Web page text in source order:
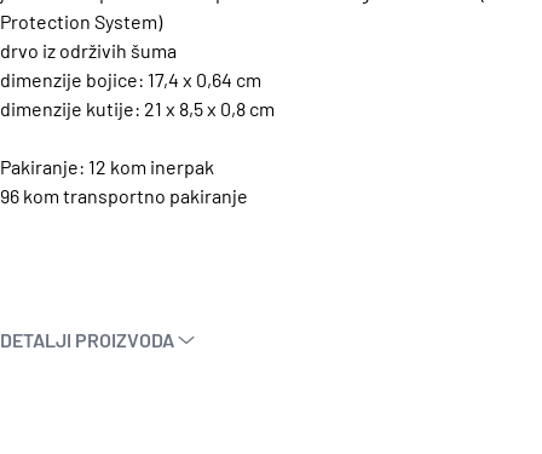
Protection System)
drvo iz održivih šuma
dimenzije bojice: 17,4 x 0,64 cm
dimenzije kutije: 21 x 8,5 x 0,8 cm
Pakiranje: 12 kom inerpak
96 kom transportno pakiranje
DETALJI PROIZVODA